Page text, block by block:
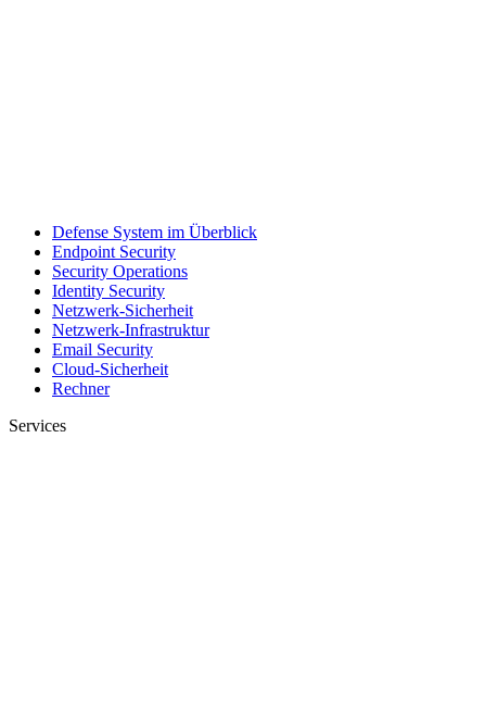
Defense System im Überblick
Endpoint Security
Security Operations
Identity Security
Netzwerk-Sicherheit
Netzwerk-Infrastruktur
Email Security
Cloud-Sicherheit
Rechner
Services